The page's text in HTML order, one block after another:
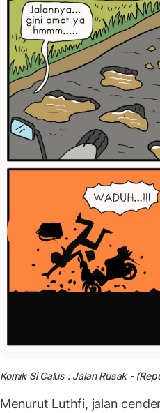
Komik Si Calus : Jalan Rusak -
Menurut Luthfi, jalan